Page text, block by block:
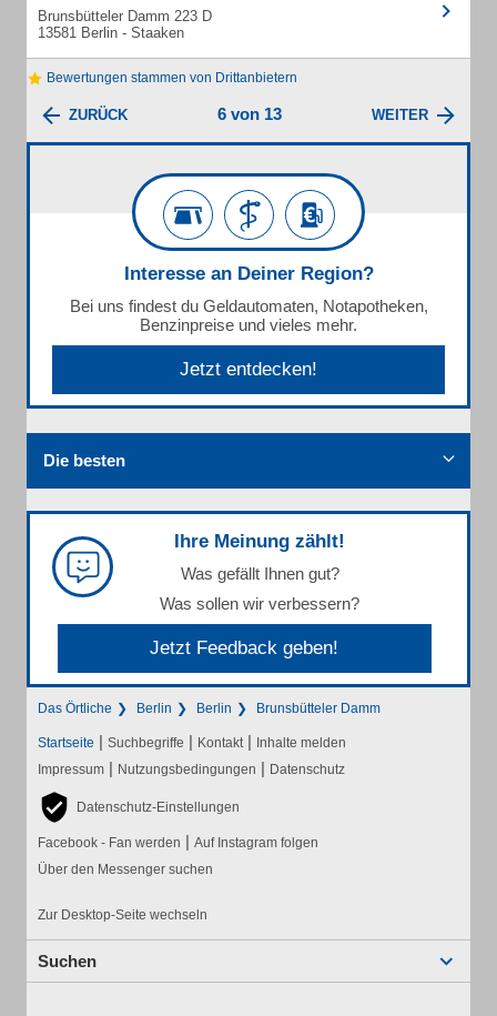
Brunsbütteler Damm 223 D
13581 Berlin - Staaken
Bewertungen stammen von Drittanbietern
ZURÜCK 6 von 13 WEITER
Interesse an Deiner Region?
Bei uns findest du Geldautomaten, Notapotheken,
Benzinpreise und vieles mehr.
Jetzt entdecken!
Die besten
Ihre Meinung zählt!
Was gefällt Ihnen gut?
Was sollen wir verbessern?
Jetzt Feedback geben!
Das Örtliche Berlin Berlin Brunsbütteler Damm
Startseite | Suchbegriffe | Kontakt | Inhalte melden
Impressum | Nutzungsbedingungen | Datenschutz
Datenschutz-Einstellungen
Facebook - Fan werden | Auf Instagram folgen
Über den Messenger suchen
Zur Desktop-Seite wechseln
Suchen